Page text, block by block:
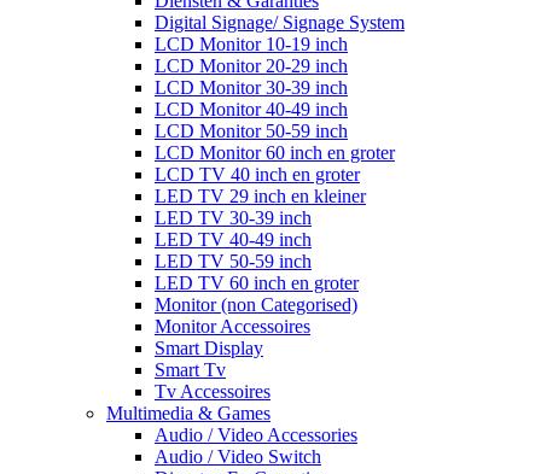
Digital Signage/ Signage System
LCD Monitor 10-19 inch
LCD Monitor 20-29 inch
LCD Monitor 30-39 inch
LCD Monitor 40-49 inch
LCD Monitor 50-59 inch
LCD Monitor 60 inch en groter
LCD TV 40 inch en groter
LED TV 29 inch en kleiner
LED TV 30-39 inch
LED TV 40-49 inch
LED TV 50-59 inch
LED TV 60 inch en groter
Monitor (non Categorised)
Monitor Accessoires
Smart Display
Smart Tv
Tv Accessoires
Multimedia & Games
Audio / Video Accessories
Audio / Video Switch